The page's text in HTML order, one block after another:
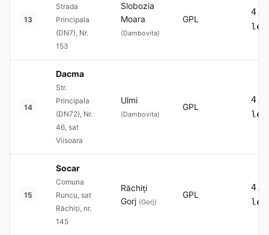
13
Strada
Principala
(DN7), Nr.
153
Slobozia
Moara
(Dambovita)
GPL
14
Dacma
Str.
Principala
(DN72), Nr.
46, sat
Viisoara
Ulmi
(Dambovita)
GPL
15
Socar
Comuna
Runcu, sat
Răchiți, nr.
145
Răchiți
Gorj (Gorj)
GPL